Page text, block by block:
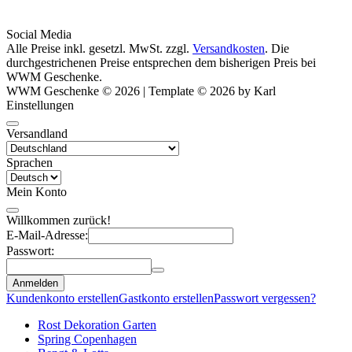
Social Media
Alle Preise inkl. gesetzl. MwSt. zzgl. Versandkosten. Die
durchgestrichenen Preise entsprechen dem bisherigen Preis bei
WWM Geschenke.
WWM Geschenke © 2026 | Template © 2026 by Karl
Einstellungen
Versandland
Sprachen
Mein Konto
Willkommen zurück!
E-Mail-Adresse:
Passwort:
Anmelden
Kundenkonto erstellenGastkonto erstellenPasswort vergessen?
Rost Dekoration Garten
Spring Copenhagen